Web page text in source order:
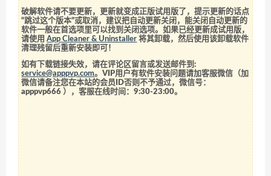
破解软件请不要更新，更新就变成正版试用版了，提示更新的话点
“跳过这个版本”或取消，建议把自动更新关闭，能关闭自动更新的
软件一般在首选项里可以找到关闭选项。如果已经更新成试用版，
请使用App Cleaner & Uninstaller 将其卸载，然后使用该卸载软件
清理残留后重新安装即可！
如有下载链接失效，请在评论区留言或发送邮件到:
service@apppvp.com。VIP用户有软件安装问题请加客服微信（加
微信请备注您在本站的会员ID否则不予通过，微信号：
apppvp666 ），客服在线时间：9:30-23:00。